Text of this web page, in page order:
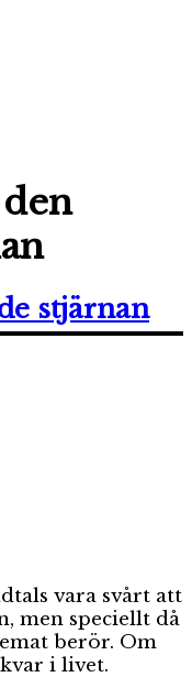
stjärnan
vara svårt att
men speciellt då
berör. Om
i livet.